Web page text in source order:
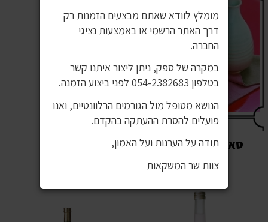
סאקי צ'ויה וסוג'ו
מומלץ לוודא שאתם מבצעים הזמנות רק
דרך האתר הרשמי או באמצעות נציגי
החברה.
במקרה של ספק, ניתן ליצור איתנו קשר
בטלפון 054-2382683 לפני ביצוע הזמנה.
הנושא מטופל מול הגורמים הרלוונטיים, ואנו
פועלים להסרת ההעתקה בהקדם.
תודה על הערנות ועל האמון,
צוות שר המשקאות